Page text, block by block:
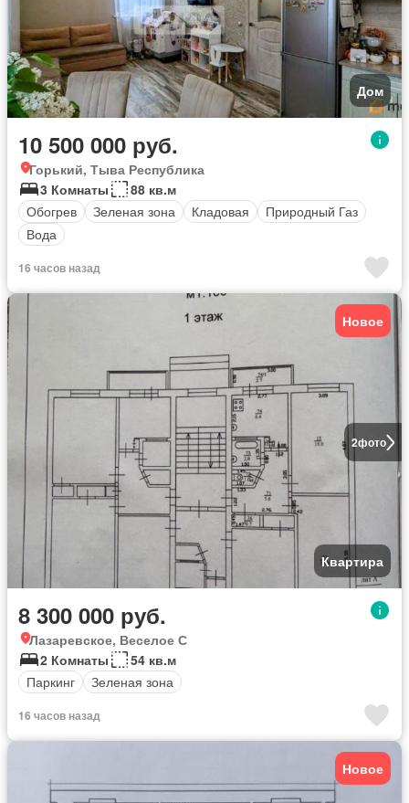
Дом
10 500 000 руб.
Горький, Тыва Республика
3 Комнаты
88 кв.м
Обогрев
Зеленая зона Кладовая
Природный Газ
Вода
16 часов назад
2фото
Новое
Квартира
8 300 000 руб.
Лазаревское, Веселое С
2 Комнаты
54 кв.м
Паркинг
Зеленая зона
16 часов назад
Новое